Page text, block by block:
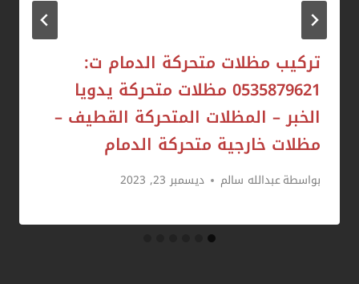
تركيب مظلات متحركة الدمام ت:
0535879621 مظلات متحركة يدويا
الخبر – المظلات المتحركة القطيف –
مظلات خارجية متحركة الدمام
بواسطةعبدالله سالم ديسمبر 23, 2023